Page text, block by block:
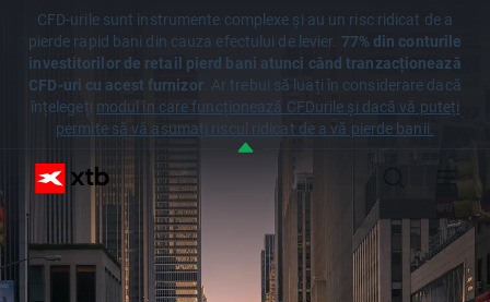
CFD-urile sunt instrumente complexe și au un risc ridicat de a
pierde rapid bani din cauza efectului de levier. 77% din conturile
investitorilor de retail pierd bani atunci când tranzacționează
CFD-uri cu acest furnizor. Ar trebui să luați în considerare dacă
înțelegeți modul în care funcționează CFDurile și dacă vă puteți
permite să vă asumați riscul ridicat de a vă pierde banii.